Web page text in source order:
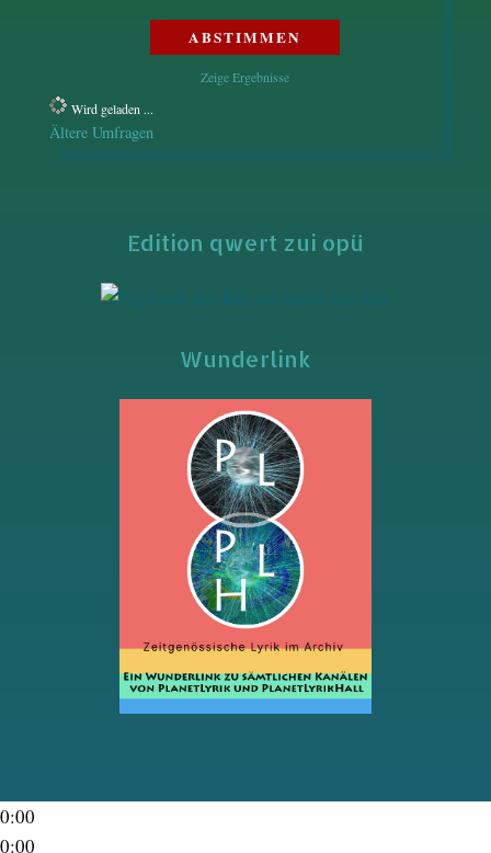
Zeige Ergebnisse
Wird geladen ...
Ältere Umfragen
Edition qwert zui opü
Wunderlink
0:00
0:00